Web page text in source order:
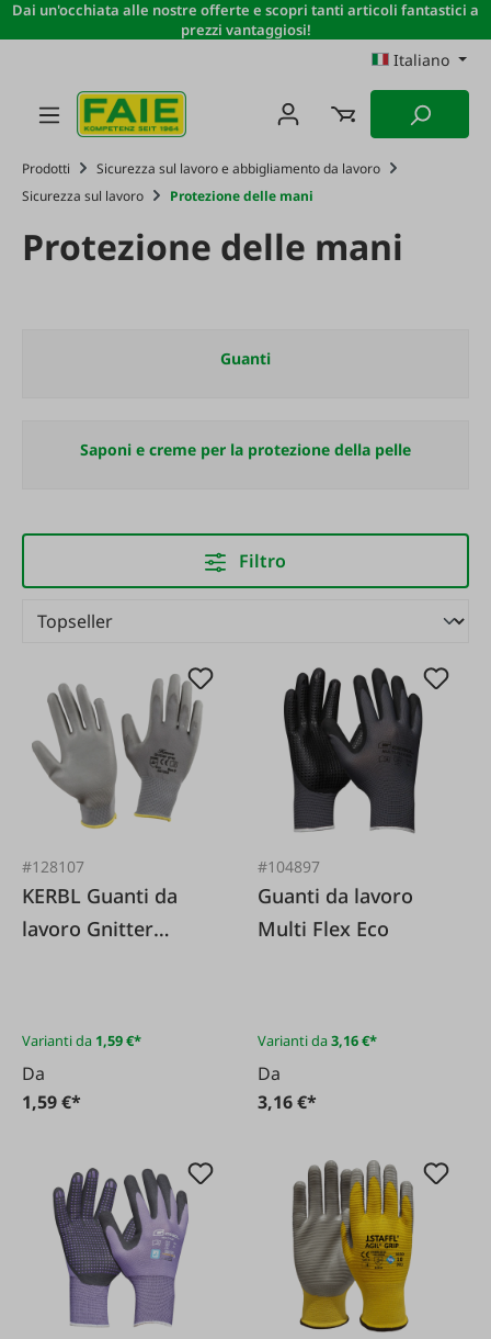
Passa al contenuto principale
Dai un'occhiata alle nostre offerte e scopri tanti articoli fantastici a
prezzi vantaggiosi!
Italiano
Prodotti
Sicurezza sul lavoro e abbigliamento da lavoro
Sicurezza sul lavoro
Protezione delle mani
Protezione delle mani
Guanti
Saponi e creme per la protezione della pelle
Filtro
#128107
KERBL Guanti da
lavoro Gnitter
Varianti da 1,59 €*
Da
1,59 €*
#104897
Guanti da lavoro
Multi Flex Eco
Varianti da3,16 €*
Da
3,16 €*